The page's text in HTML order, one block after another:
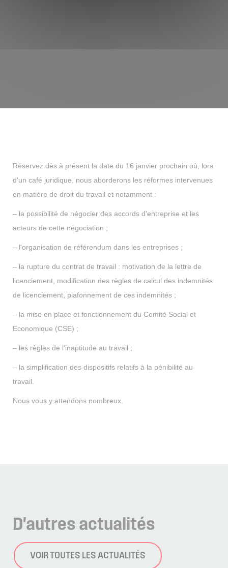
Réservez dès à présent la date du 16 janvier prochain où, lors
d'un café juridique, nous aborderons les réformes intervenues
en matière de droit du travail et notamment :
– la possibilité de négocier des accords d'entreprise et les
acteurs de cette négociation ;
– l'organisation de référendum dans les entreprises ;
– la rupture du contrat de travail : motivation de la lettre de
licenciement, modification des règles de calcul des indemnités
de licenciement, plafonnement de ces indemnités ;
– la mise en place et fonctionnement du Comité Social et
Economique (CSE) ;
– les règles de l'inaptitude au travail ;
– la simplification des dispositifs relatifs à la pénibilité au
travail.
Nous vous y attendons nombreux.
D'autres actualités
VOIR TOUTES LES ACTUALITÉS